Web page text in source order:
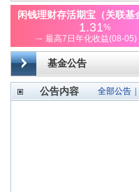
基金公告
公告内容 全部公告